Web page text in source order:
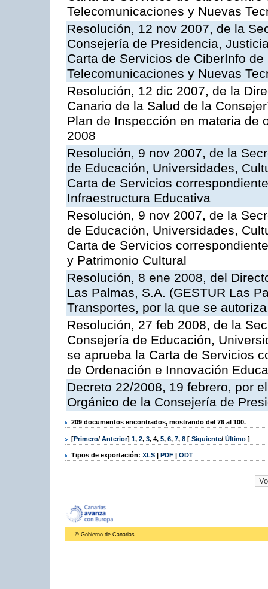
Telecomunicaciones y Nuevas
Resolución, 12 nov 2007, de la
Consejería de Presidencia,
Carta de Servicios de CiberInfo
Telecomunicaciones y Nuevas
Resolución, 12 dic 2007, de la
Canario de la Salud de la
Plan de Inspección en materia de
2008
Resolución, 9 nov 2007, de la
de Educación, Universidades,
Carta de Servicios
Infraestructura Educativa
Resolución, 9 nov 2007, de la
de Educación, Universidades,
Carta de Servicios
y Patrimonio Cultural
Resolución, 8 ene 2008, del
Las Palmas, S.A. (GESTUR Las
Transportes, por la que se
Resolución, 27 feb 2008, de la
Consejería de Educación,
se aprueba la Carta de Servicios
de Ordenación e Innovación
Decreto 22/2008, 19 febrero, por
Orgánico de la Consejería de
209 documentos encontrados, mostrando del 76 al 100.
[Primero/ Anterior] 1, 2, 3, 4, 5, 6, 7, 8 [ Siguiente/ Último ]
Tipos de exportación: XLS | PDF | ODT
© Gobierno de Canarias